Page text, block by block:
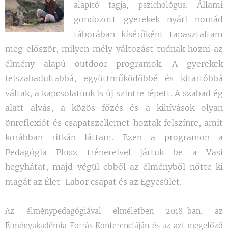
alapító tagja, pszichológus. Állami
gondozott gyerekek nyári nomád
táborában kísérőként tapasztaltam
meg először, milyen mély változást tudnak hozni az
élmény alapú outdoor programok. A gyerekek
felszabadultabbá, együttműködőbbé és kitartóbbá
váltak, a kapcsolatunk is új szintre lépett. A szabad ég
alatt alvás, a közös főzés és a kihívások olyan
önreflexiót és csapatszellemet hoztak felszínre, amit
korábban ritkán láttam. Ezen a programon a
Pedagógia Plusz trénereivel jártuk be a Vasi
hegyhátat,majd végül ebből az élményből nőtte ki
magát az Élet-Labor csapat és az Egyesület.
Az élménypedagógiával elméletben 2018-ban, az
Élményakadémia Forrás Konferenciáján és az azt megelőző